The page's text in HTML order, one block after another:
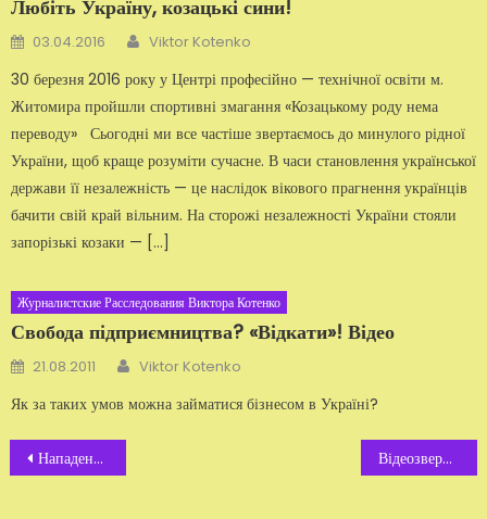
Любіть Україну, козацькі сини!
Добавлено
03.04.2016 Автор
Viktor Kotenko
30 березня 2016 року у Центрі професійно — технічної освіти м.
Житомира пройшли спортивні змагання «Козацькому роду нема
переводу» Сьогодні ми все частіше звертаємось до минулого рідної
України, щоб краще розуміти сучасне. В часи становлення української
держави її незалежність — це наслідок вікового прагнення українців
бачити свій край вільним. На сторожі незалежності України стояли
запорізькі козаки — […]
Журналистские Расследования Виктора Котенко
Свобода підприємництва? «Відкати»! Відео
Добавлено
21.08.2011 Автор
Viktor Kotenko
Як за таких умов можна займатися бізнесом в Україні?
Навигация
Нападение на адвоката. Видео Відеозвернення: ультиматум владі (відео)